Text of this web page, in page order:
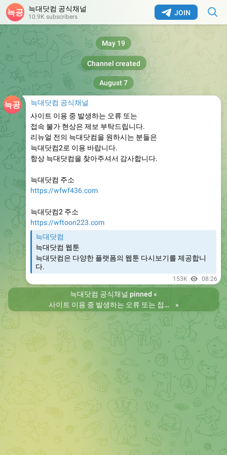
JOIN
늑대닷컴 공식채널
10.9K subscribers
Channel created
May 19
늑대닷컴 공식채널
사이트 이용 중 발생하는 오류 또는
접속 불가 현상은 제보 부탁드립니다.
리뉴얼 전의 늑대닷컴을 원하시는 분들은
늑대닷컴2로 이용 바랍니다.
항상 늑대닷컴을 찾아주셔서 감사합니다.
늑대닷컴 주소
https://wfwf436.com
늑대닷컴2 주소
https://wftoon223.com
늑대닷컴
늑대닷컴 웹툰
늑대닷컴은 다양한 플랫폼의 웹툰 다시보기를 제공합니
다.
153K 08:26
August 7
늑대닷컴 공식채널 pinned «
사이트 이용 중 발생하는 오류 또는 접속 불가 현상은 제보 부탁드립니다. 리뉴얼 전의 늑대닷컴을 원하시는 분들은 늑대닷컴2로 이용 바랍니다. 항상 늑대닷컴을 찾아주셔서 감사합니다. 늑대닷컴 주소 https://wfwf436.com 늑대닷컴2 주소 https://wftoon223.com
»